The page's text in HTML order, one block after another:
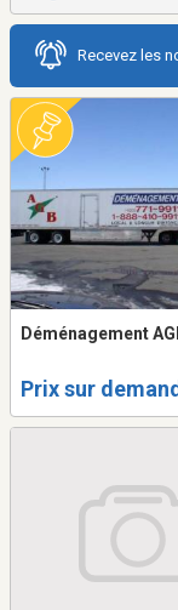
Recevez les
Déménagement
Prix sur